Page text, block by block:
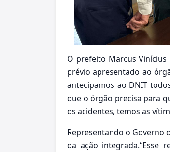
O prefeito Marcus
prévio apresentado ao
antecipamos ao DNIT
que o órgão precisa para
os acidentes, temos as
Representando o Governo
da ação integrada.“Esse